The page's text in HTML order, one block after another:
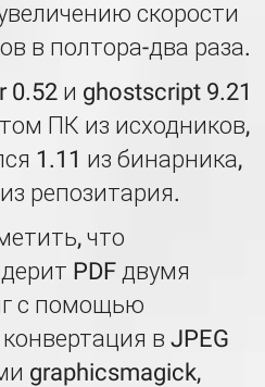
скорости
в полтора-два раза.
0.52 и ghostscript 9.21
ПК из исходников,
1.11 из бинарника,
репозитария.
что
PDF двумя
с помощью
в JPEG
graphicsmagick,